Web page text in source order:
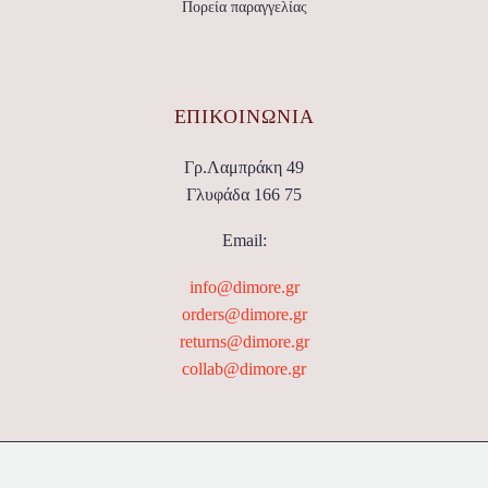
Πορεία παραγγελίας
ΕΠΙΚΟΙΝΩΝΊΑ
Γρ.Λαμπράκη 49
Γλυφάδα 166 75
Email:
info@dimore.gr
orders@dimore.gr
returns@dimore.gr
collab@dimore.gr